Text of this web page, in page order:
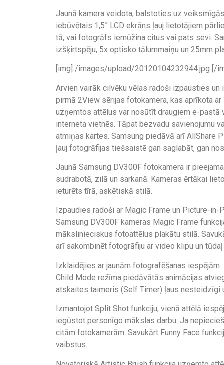
Jaunā kamera veidota, balstoties uz
iebūvētais 1,5” LCD ekrāns ļauj lietotājiem
tā, vai fotogrāfs iemūžina citus vai pats sevi.
izšķirtspēju, 5x optisko tālummaiņu un 25mm
[img] /images/upload/20120104232944.jpg [/
Arvien vairāk cilvēku vēlas radoši izpausties
pirmā 2View sērijas fotokamera, kas aprīkota
uzņemtos attēlus var nosūtīt draugiem e-pastā
interneta vietnēs. Tāpat bezvadu savienojumu
atmiņas kartes. Samsung piedāvā arī AllShare
ļauj fotogrāfijas tiešsaistē gan saglabāt, gan
Jaunā Samsung DV300F fotokamera ir
sudrabotā, zilā un sarkanā. Kameras ērtākai
ieturēts tīrā, askētiskā stilā.
Izpaudies radoši ar Magic Frame un Picture-in-
Samsung DV300F kameras Magic Frame
mākslinieciskus fotoattēlus plakātu stilā.
arī sakombinēt fotogrāfiju ar video klipu un
Izklaidējies ar jaunām fotografēšanas iespējām
Child Mode režīma piedāvātās animācijas
atskaites taimeris (Self Timer) ļaus nesteidzīgi
Izmantojot Split Shot funkciju, vienā attēlā
iegūstot personīgo mākslas darbu. Ja
citām fotokamerām. Savukārt Funny Face
vaibstus.